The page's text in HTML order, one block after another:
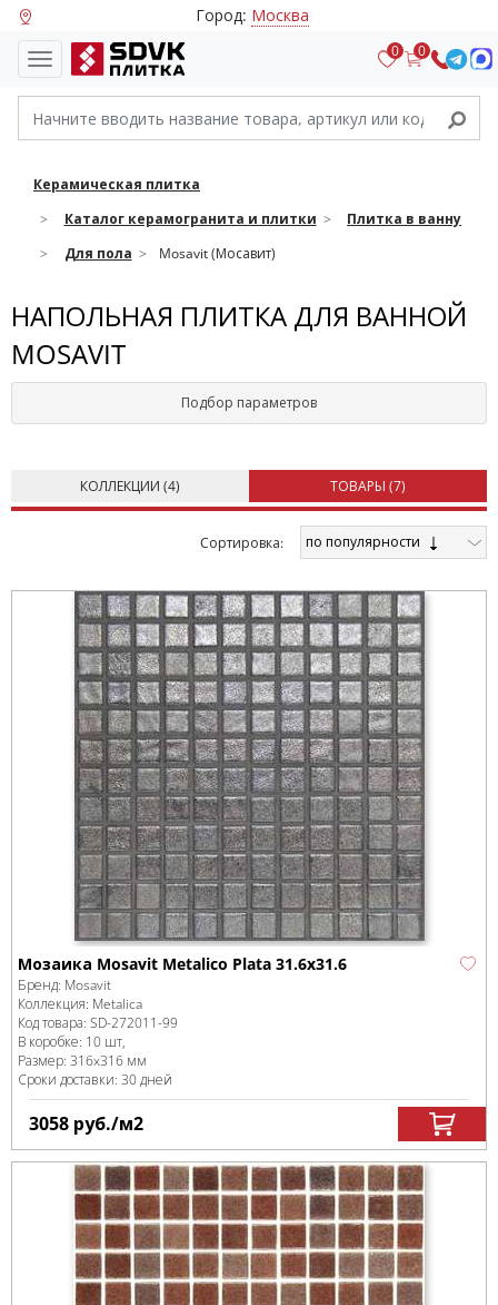
Город: Москва
0 0
Керамическая плитка
Каталог керамогранита и плитки
Плитка в ванну
Для пола
Mosavit (Мосавит)
НАПОЛЬНАЯ ПЛИТКА ДЛЯ ВАННОЙ
MOSAVIT
Подбор параметров
КОЛЛЕКЦИИ (4) ТОВАРЫ (7)
Cортировка: по популярности
Мозаика Mosavit Metalico Plata 31.6x31.6
Бренд: Mosavit
Коллекция: Metalica
Код товара: SD-272011-99
В коробке: 10 шт,
Размер: 316x316 мм
Сроки доставки: 30 дней
3058 руб./м2